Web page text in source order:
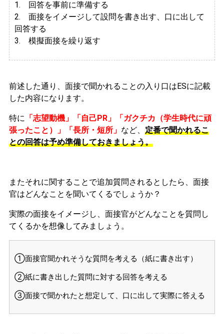
1. 回答を事前に準備する
2. 面接をイメージして設問を書き出す、口に出して
回答する
3. 模擬面接を繰り返す
前述した通り、面接で聞かれることの入り口はESに記載
した内容になります。
特に 「志望動機」「自己PR」「ガクチカ（学生時代に頑
張ったこと）」「長所・短所」 など、 定番で聞かれるこ
との回答は予め準備しておきましょう。
またそれに関することで追加質問されるとしたら、面接
官はどんなことを聞いてくるでしょうか？
実際の面接をイメージし、面接官がどんなことを質問し
てくるかを想像してみましょう。
①面接官聞かれそうな質問を考える（紙に書き出す）
②紙に書き出した質問に対する回答を考える
③面接で聞かれたと想定して、口に出して実際に答える